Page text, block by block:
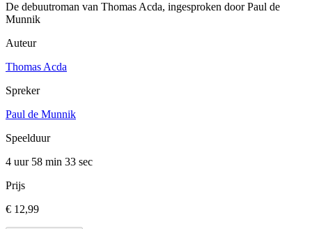
De debuutroman van Thomas Acda, ingesproken door Paul de
Munnik
Auteur
Thomas Acda
Spreker
Paul de Munnik
Speelduur
4 uur 58 min 33 sec
Prijs
€ 12,99